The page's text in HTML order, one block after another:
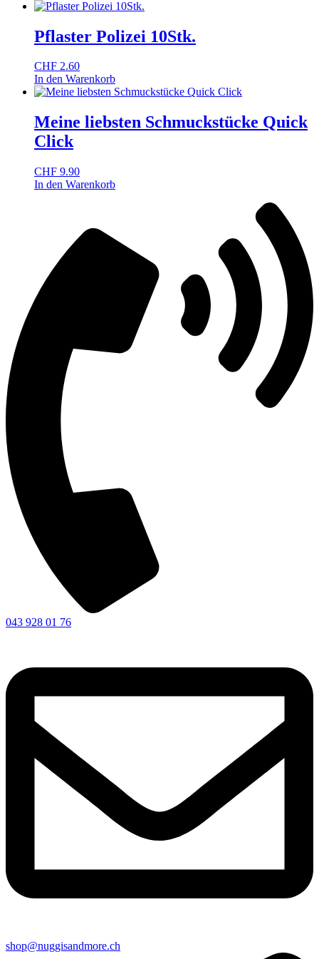
Pflaster Polizei 10Stk.
CHF 2.60
In den Warenkorb
Meine liebsten Schmuckstücke Quick
Click
CHF 9.90
In den Warenkorb
043 928 01 76
shop@nuggisandmore.ch